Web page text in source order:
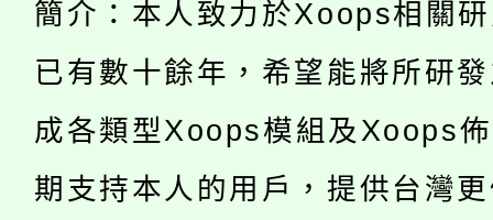
開!
115年桃園市運動會8/
田徑場及游泳池舉行。
視費優惠，中低收入戶
大園自造教育及科技
簡介：本人致力於Xoops相關
已有數十餘年，希望能將所研
成各類型Xoops模組及Xoops
期支持本人的用戶，提供台灣